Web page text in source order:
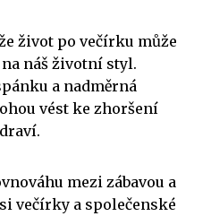
život po večírku může
náš životní styl.
a nadměrná
vést ke zhoršení
mezi zábavou a
večírky a společenské